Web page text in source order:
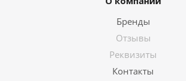
Бренды
Отзывы
Реквизиты
Контакты